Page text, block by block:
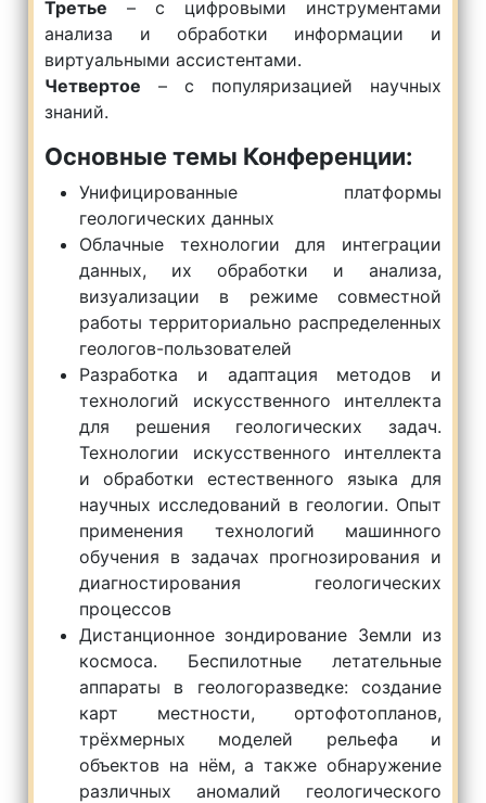
Третье – с цифровыми инструментами
анализа и обработки информации и
виртуальными ассистентами.
Четвертое – с популяризацией научных
знаний.
Основные темы Конференции:
Унифицированные платформы
геологических данных
Облачные технологии для интеграции
данных, их обработки и анализа,
визуализации в режиме совместной
работы территориально распределенных
геологов-пользователей
Разработка и адаптация методов и
технологий искусственного интеллекта
для решения геологических задач.
Технологии искусственного интеллекта
и обработки естественного языка для
научных исследований в геологии. Опыт
применения технологий машинного
обучения в задачах прогнозирования и
диагностирования геологических
процессов
Дистанционное зондирование Земли из
космоса. Беспилотные летательные
аппараты в геологоразведке: создание
карт местности, ортофотопланов,
трёхмерных моделей рельефа и
объектов на нём, а также обнаружение
различных аномалий геологического